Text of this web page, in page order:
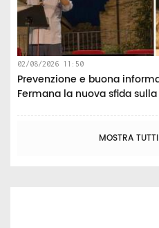
02/08/2026 11:50
Prevenzione e buona
Fermana la nuova sfida
MOSTRA